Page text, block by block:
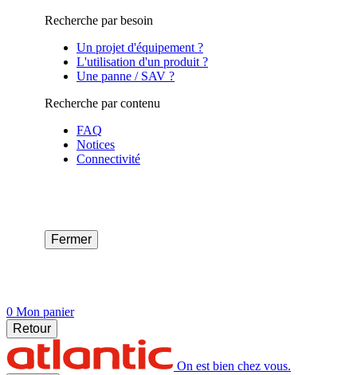
Recherche par besoin
Un projet d'équipement ?
L'utilisation d'un produit ?
Une panne / SAV ?
Recherche par contenu
FAQ
Notices
Connectivité
Fermer
0 Mon panier
Retour
On est bien chez vous.